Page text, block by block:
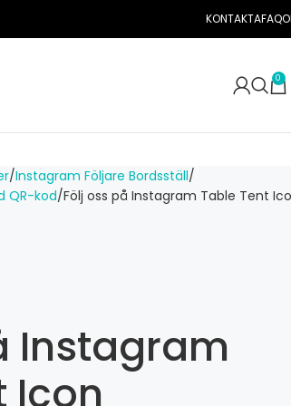
KONTAKTAFAQ
0
Instagram Följare Bordsställ
QR-kod Följ oss på Instagram Table Tent
Instagram
Icon